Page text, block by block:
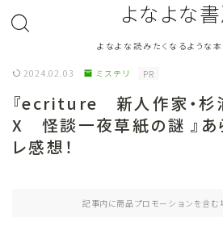
よなよな
よなよな読みたくなるような本
ジャンル Genre
ランキング
作者別おすすめ Author
2024.02.03 ミステリ PR
『ecriture 新人作家・杉
X 怪談一夜草紙の謎 』あ
レ感想！
記事内に商品プロモーションを含む